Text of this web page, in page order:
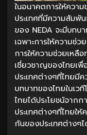
ในอนาคตการให้ควา
ประเทศที่มีความสัมพั
ของ NEDA จะมีบทบ
เฉพาะการให้ความช่
การให้ความช่วยเหลื
เชี่ยวชาญของไทยเพื่
ประเทศต่างๆที่ไทยมี
บทบาทของไทยในเว
ไทยได้ประโยชน์จาก
ประเทศต่างๆที่ไทยให้
กันของประเทศต่างๆ